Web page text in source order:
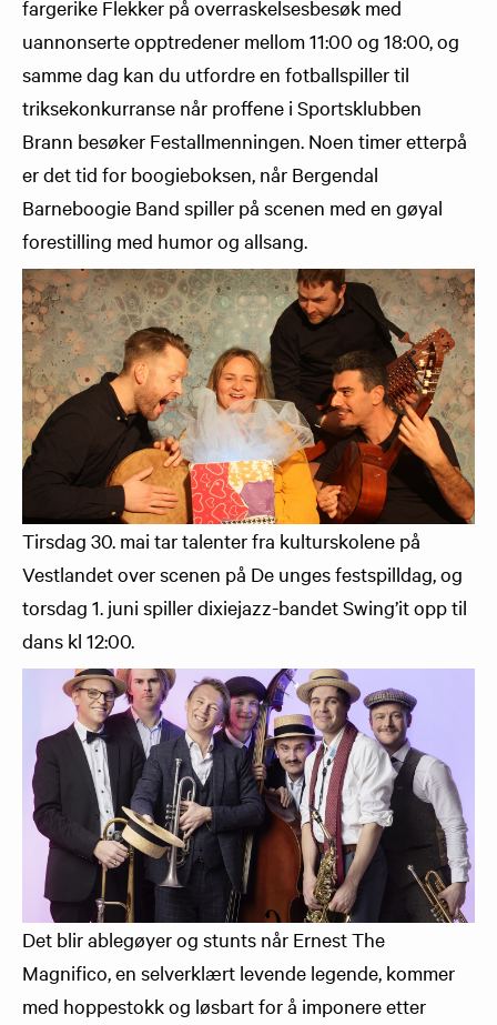
fargerike Flekker på overraskelsesbesøk med
uannonserte opptredener mellom 11:00 og 18:00, og
samme dag kan du utfordre en fotballspiller til
triksekonkurranse når proffene i Sportsklubben
Brann besøker Festallmenningen. Noen timer etterpå
er det tid for boogieboksen, når Bergendal
Barneboogie Band spiller på scenen med en gøyal
forestilling med humor og allsang.
Tirsdag 30. mai tar talenter fra kulturskolene på
Vestlandet over scenen på De unges festspilldag, og
torsdag 1. juni spiller dixiejazz-bandet Swing’it opp til
dans kl 12:00.
Det blir ablegøyer og stunts når Ernest The
Magnifico, en selverklært levende legende, kommer
med hoppestokk og løsbart for å imponere etter